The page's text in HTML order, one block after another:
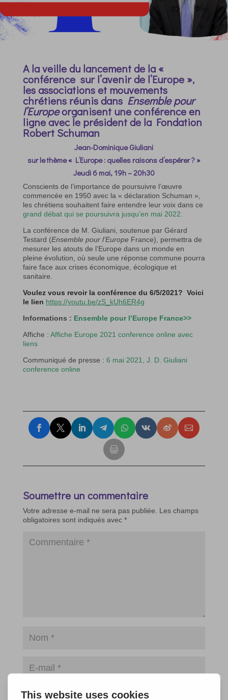
A la veille du lancement de la «
conférence sur l’avenir de l’Europe »,
les associations et mouvements
chrétiens réunis dansEnsemble pour
l’Europeorganisent une conférence en
ligne avec le président de la Fondation
Robert Schuman
Jean-Dominique Giuliani
sur le thème « L’Europe : quelles raisons d’espérer ? »
Jeudi 6 mai, 19h – 20h30
Conscients de l’importance de poursuivre l’œuvre
commencée en 1950 avec la « déclaration Schuman »,
les chrétiens souhaitent faire entendre leur voix dans ce
grand débat qui se poursuivra jusqu’en mai 2022.
La conférence de M. Giuliani, soutenue par Gérard
Testard (Ensemble pour l’EuropeFrance), permettra de
mesurer les atouts de l’Europe dans un monde en
pleine évolution, où seule une réponse commune pourra
faire face aux crises économique, écologique et
sanitaire.
Voulez vous revoir la conférence du 6/5/2021? Voici
le lien https://youtu.be/zS_kUh6ER4g
Informations : Ensemble pour l’Europe France>>
Affiche : Affiche Europe 2021 conference online avec
liens
Communiqué de presse : 6 mai 2021, J. D. Giuliani
conference online
Soumettre un commentaire
Votre adresse e-mail ne sera pas publiée.
Les champs
obligatoires sont indiqués avec *